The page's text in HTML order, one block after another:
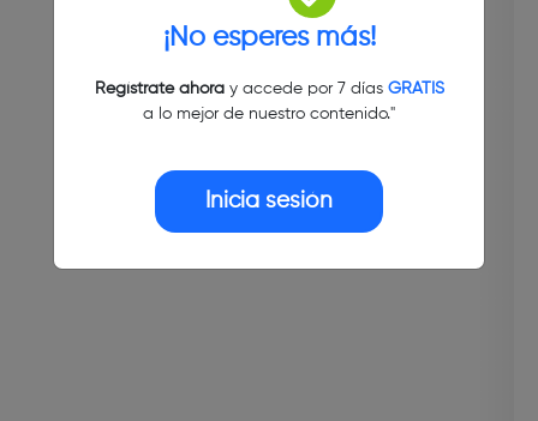
¡No esperes más!
Regístrate ahoray accede por 7 días GRATIS
a lo mejor de nuestro contenido."
Inicia sesión